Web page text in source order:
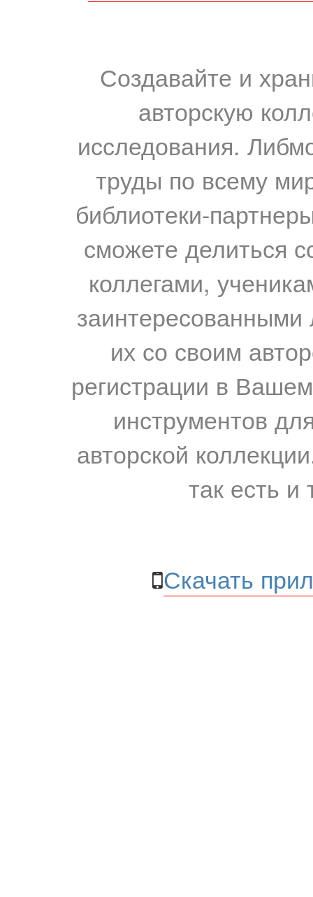
Создавайте и
авторскую
исследования.
труды по всему
библиотеки-
сможете делиться
коллегами,
их со своим
регистрации в
инструментов
авторской
так есть и
Скачать